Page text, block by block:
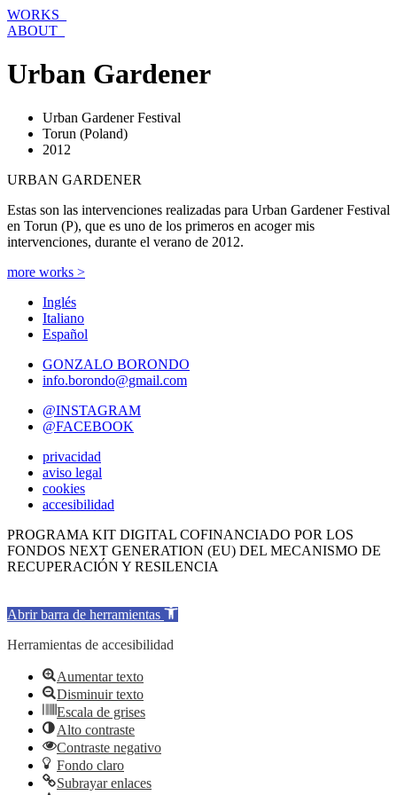
Ir
al
WORKS_
ABOUT_
Urban Gardener
Urban Gardener Festival
Torun (Poland)
2012
URBAN GARDENER
Estas son las intervenciones realizadas para Urban Gardener Festival
en Torun (P), que es uno de los primeros en acoger mis
intervenciones, durante el verano de 2012.
more works >
Inglés
Italiano
Español
GONZALO BORONDO
info.borondo@gmail.com
@INSTAGRAM
@FACEBOOK
privacidad
aviso legal
cookies
accesibilidad
PROGRAMA KIT DIGITAL COFINANCIADO POR LOS
FONDOS NEXT GENERATION (EU) DEL MECANISMO DE
RECUPERACIÓN Y RESILENCIA
Abrir barra de herramientas
Herramientas de accesibilidad
Aumentar texto
Disminuir texto
Escala de grises
Alto contraste
Contraste negativo
Fondo claro
Subrayar enlaces